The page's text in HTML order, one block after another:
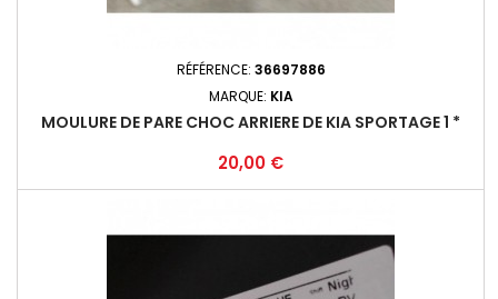
RÉFÉRENCE: 36697886
MARQUE: KIA
MOULURE DE PARE CHOC ARRIERE DE KIA SPORTAGE 1 *
Prix
20,00 €